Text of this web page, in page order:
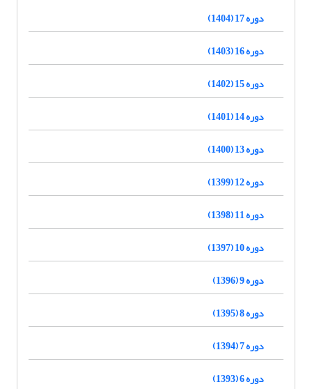
دوره 17 (1404)
دوره 16 (1403)
دوره 15 (1402)
دوره 14 (1401)
دوره 13 (1400)
دوره 12 (1399)
دوره 11 (1398)
دوره 10 (1397)
دوره 9 (1396)
دوره 8 (1395)
دوره 7 (1394)
دوره 6 (1393)